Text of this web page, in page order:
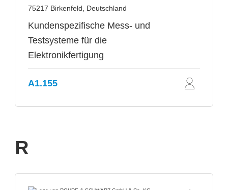
75217 Birkenfeld, Deutschland
Kundenspezifische Mess- und
Testsysteme für die
Elektronikfertigung
A1.155
R